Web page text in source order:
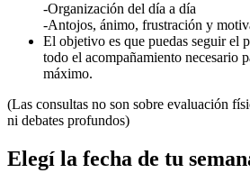
-Organización del día a día
-Antojos, ánimo, frustración y
El objetivo es que puedas seguir el
todo el acompañamiento necesario
máximo.
(Las consultas no son sobre evaluación
ni debates profundos)
Elegí la fecha de tu